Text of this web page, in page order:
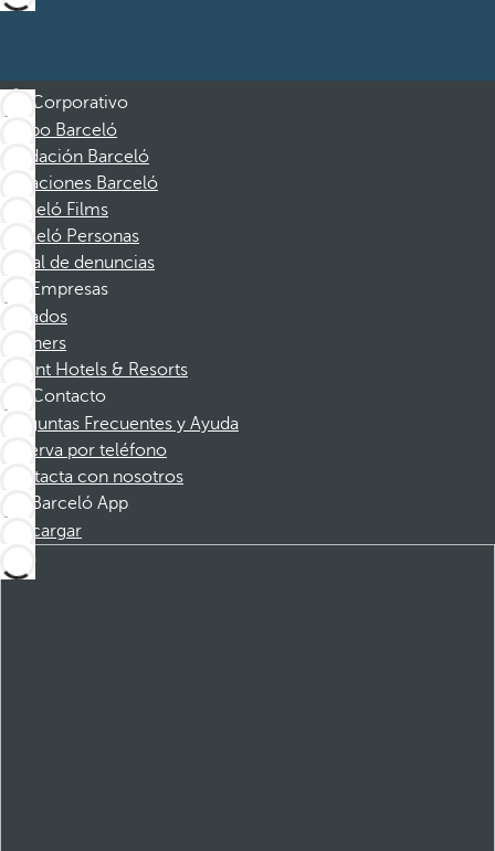
Corporativo
Grupo Barceló
Fundación Barceló
Vacaciones Barceló
Barceló Films
Barceló Personas
Canal de denuncias
Empresas
Afiliados
Partners
Dorint Hotels & Resorts
Contacto
Preguntas Frecuentes y Ayuda
Reserva por teléfono
Contacta con nosotros
Barceló App
Descargar